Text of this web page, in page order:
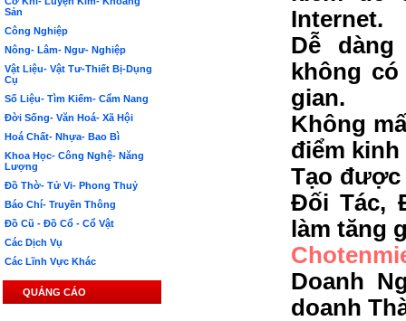
Sản
Công Nghiệp
Nông- Lâm- Ngư- Nghiệp
Vật Liệu- Vật Tư-Thiết Bị-Dụng
Cụ
Số Liệu- Tìm Kiếm- Cẩm Nang
Đời Sống- Văn Hoá- Xã Hội
Hoá Chất- Nhựa- Bao Bì
Khoa Học- Công Nghệ- Năng
Lượng
Đồ Thờ- Tử Vi- Phong Thuỷ
Báo Chí- Truyền Thông
Đồ Cũ - Đồ Cổ - Cổ Vật
Các Dịch Vụ
Các Lĩnh Vực Khác
QUẢNG CÁO
Internet.
Dễ
không
gian.
Không
điểm kinh
Tạo được
Đối Tác,
làm tăng
Doanh
doanh